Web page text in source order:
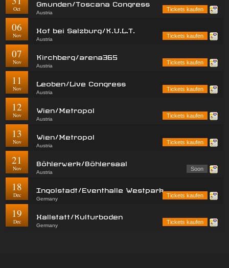
Oct
Gmunden/Toscana Congress
Austria
Tickets kaufen
06
Nov
Hof bei Salzburg/K.U.L.T.
Austria
Tickets kaufen
07
Nov
Kirchberg/arena365
Austria
Tickets kaufen
11
Nov
Leoben/Live Congress
Austria
Tickets kaufen
12
Nov
Wien/Metropol
Austria
Tickets kaufen
13
Nov
Wien/Metropol
Austria
Tickets kaufen
21
Nov
Böhlerwerk/Böhlersaal
Austria
Soon
18
Dec
Ingolstadt/Eventhalle Westpark
Germany
Tickets kaufen
19
Dec
Hallstatt/Kulturboden
Germany
Tickets kaufen